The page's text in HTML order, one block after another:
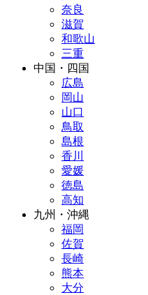
奈良
滋賀
和歌山
三重
中国・四国
広島
岡山
山口
鳥取
島根
香川
愛媛
徳島
高知
九州・沖縄
福岡
佐賀
長崎
熊本
大分